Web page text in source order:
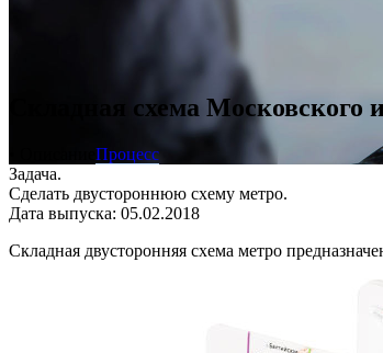
Складная схема Московского
Процесс
Задача.
Сделать двустороннюю схему метро.
Дата выпуска: 05.02.2018
Складная двусторонняя схема метро